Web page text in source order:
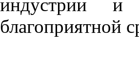
индустрии и
благоприятной